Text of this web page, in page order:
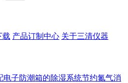
载 产品订制中心 关于三清仪器
电子防潮箱的除湿系统节约氮气消